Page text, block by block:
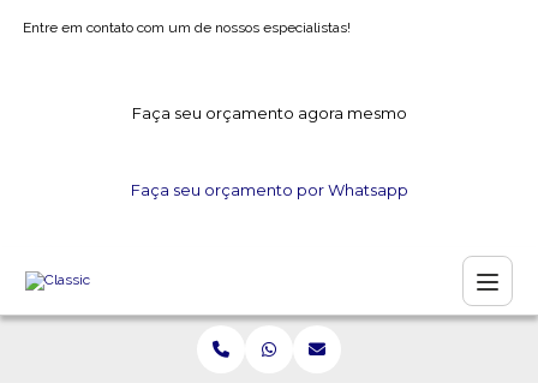
Entre em contato com um de nossos especialistas!
Faça seu orçamento agora mesmo
Faça seu orçamento por Whatsapp